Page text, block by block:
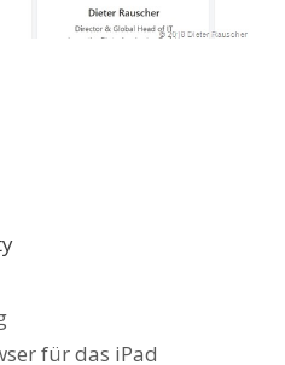
für das iPad